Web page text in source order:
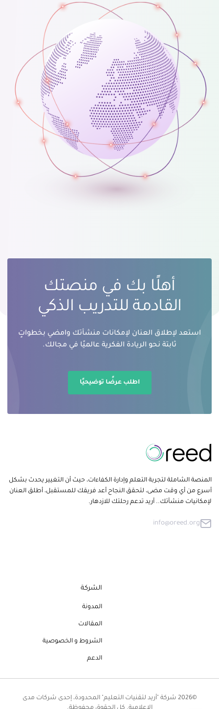
أهلًا بك في منصتك
القادمة للتدريب الذكي
استعد لإطلاق العنان لإمكانات منشأتك وامضي بخطواتٍ
ثابتة نحو الريادة الفكرية عالميًا في مجالك.
اطلب عرضًا توضيحيًا
المنصة الشاملة لتجربة التعلم وإدارة الكفاءات، حيث أن التغيير يحدث بشكل
أسرع من أي وقت مضى، لتحقق النجاح أعد فريقك للمستقبل، أطلق العنان
لإمكانيات منشأتك.. أريد تدعم رحلتك للازدهار.
info@oreed.org
الشركة
المدونة
المقالات
الشروط و الخصوصية
الدعم
©2026 شركة "أريد لتقنيات التعليم" المحدودة، إحدى شركات مدى